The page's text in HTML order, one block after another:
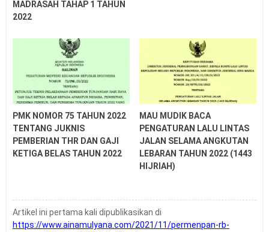
2026
2026
Soal US USP PSSP ASSP SMP Tahun 2026
Soal US USP ASSP PSSP SD Tahun 2026
Latihan Soal UTBK SNBT Tahun 2026 PDF
MADRASAH TAHAP 1 TAHUN
2022
PMK NOMOR 75 TAHUN 2022
TENTANG JUKNIS
PEMBERIAN THR DAN GAJI
KETIGA BELAS TAHUN 2022
MAU MUDIK BACA
PENGATURAN LALU LINTAS
JALAN SELAMA ANGKUTAN
LEBARAN TAHUN 2022 (1443
HIJRIAH)
Artikel ini pertama kali dipublikasikan di
https://www.ainamulyana.com/2021/11/permenpan-rb-